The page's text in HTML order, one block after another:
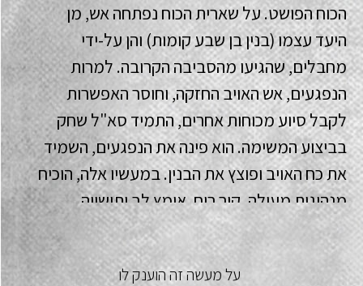
הכוח הפושט. על שארית הכוח נפתחה אש, מן
היעד עצמו (בנין בן שבע קומות) והן על-ידי
מחבלים, שהגיעו מהסביבה הקרובה. למרות
הנפגעים, אש האויב החזקה, וחוסר האפשרות
לקבל סיוע מכוחות אחרים, התמיד סא"ל שחק
בביצוע המשימה. הוא פינה את הנפגעים, השמיד
את כח האויב ופוצץ את הבנין. במעשיו אלה, הוכיח
מנהיגות מעולה, קור רוח, אומץ לב ותושייה
למופת.
על מעשה זה הוענק לו